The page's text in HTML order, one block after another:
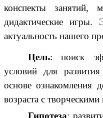
конспекты занятий,
дидактические игры.
актуальность нашего
Цель: поиск
условий для
основе ознакомления
возраста с
Гипотеза: